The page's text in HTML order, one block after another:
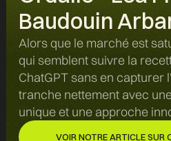
Baudouin
Alors que le marché est
qui semblent suivre la
ChatGPT sans en capturer
tranche nettement avec
unique et une approche
VOIR NOTRE ARTICLE SUR